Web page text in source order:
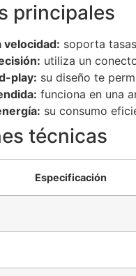
principales
velocidad: soporta
utiliza un
play: su diseño te
funciona en una
su consumo
técnicas
Especificación